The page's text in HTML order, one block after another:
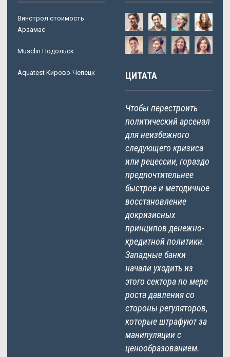
Винстрол стоимость
Арзамас
Musclin Подольск
Aquatest Кирово-Чепецк ЦИТАТА
Чтобы перестроить
политический арсенал
для неизбежного
следующего кризиса
или рецессии, гораздо
предпочтительнее
быстрое и методичное
восстановление
докризисных
принципов денежно-
кредитной политики.
Западные банки
начали уходить из
этого сектора по мере
роста давления со
стороны регуляторов,
которые штрафуют за
манипуляции с
ценообразованием.